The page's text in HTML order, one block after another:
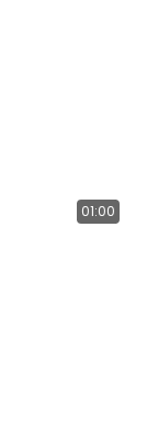
01:00